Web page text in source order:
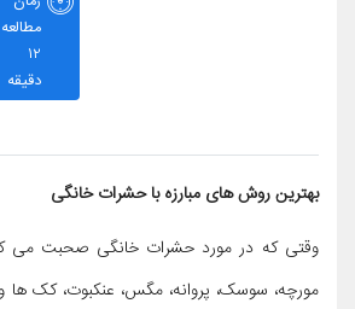
مطالعه
12
دقیقه
بهترین روش های مبارزه با حشرات خانگی
وقتی که در مورد حشرات خانگی صحبت می
مورچه، سوسک، پروانه، مگس، عنکبوت، کک